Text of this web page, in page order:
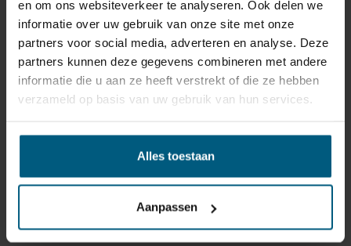
en om ons websiteverkeer te analyseren. Ook delen we
informatie over uw gebruik van onze site met onze
partners voor social media, adverteren en analyse. Deze
partners kunnen deze gegevens combineren met andere
informatie die u aan ze heeft verstrekt of die ze hebben
verzameld op basis van uw gebruik van hun services.
Alles toestaan
Aanpassen
BEDDINGHOUSE JERSEY LYCRA
SPANNBETTTUCH – HELLROSA